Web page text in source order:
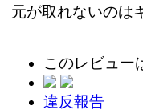
元が取れないのは
このレビュー
違反報告